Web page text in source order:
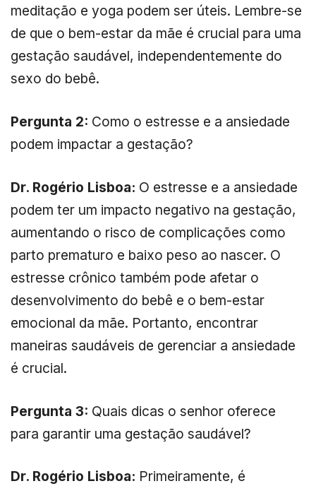
meditação e yoga podem ser úteis. Lembre-se
de que o bem-estar da mãe é crucial para uma
gestação saudável, independentemente do
sexo do bebê.
Pergunta 2: Como o estresse e a ansiedade
podem impactar a gestação?
Dr. Rogério Lisboa: O estresse e a ansiedade
podem ter um impacto negativo na gestação,
aumentando o risco de complicações como
parto prematuro e baixo peso ao nascer. O
estresse crônico também pode afetar o
desenvolvimento do bebê e o bem-estar
emocional da mãe. Portanto, encontrar
maneiras saudáveis de gerenciar a ansiedade
é crucial.
Pergunta 3: Quais dicas o senhor oferece
para garantir uma gestação saudável?
Dr. Rogério Lisboa: Primeiramente, é